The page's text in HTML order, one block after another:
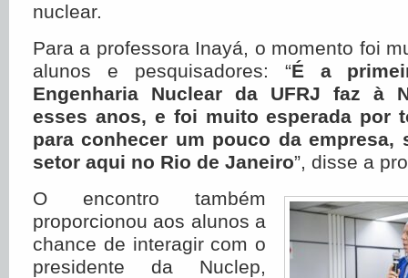
nuclear.
Para a professora Inayá, o momento foi
alunos e pesquisadores: “É a
Engenharia Nuclear da UFRJ faz à
esses anos, e foi muito esperada por
para conhecer um pouco da empresa,
setor aqui no Rio de Janeiro”, disse a
O encontro também
proporcionou aos alunos a
chance de interagir com o
presidente da Nuclep,